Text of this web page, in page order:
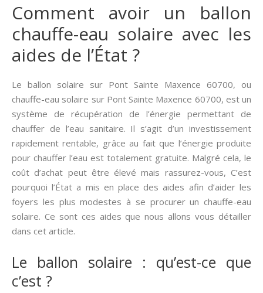
Comment avoir un ballon
chauffe-eau solaire avec les
aides de l’État ?
Le ballon solaire sur Pont Sainte Maxence 60700, ou
chauffe-eau solaire sur Pont Sainte Maxence 60700, est un
système de récupération de l’énergie permettant de
chauffer de l’eau sanitaire. Il s’agit d’un investissement
rapidement rentable, grâce au fait que l’énergie produite
pour chauffer l’eau est totalement gratuite. Malgré cela, le
coût d’achat peut être élevé mais rassurez-vous, C’est
pourquoi l’État a mis en place des aides afin d’aider les
foyers les plus modestes à se procurer un chauffe-eau
solaire. Ce sont ces aides que nous allons vous détailler
dans cet article.
Le ballon solaire : qu’est-ce que
c’est ?